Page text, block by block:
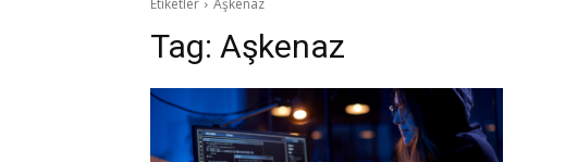
Tag: Aşkenaz